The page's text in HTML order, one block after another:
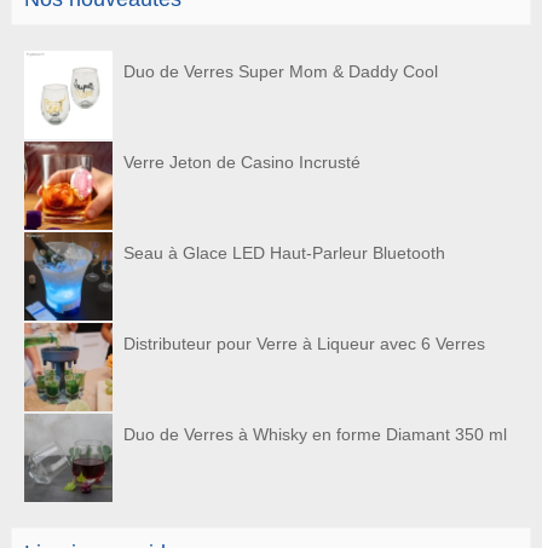
Duo de Verres Super Mom & Daddy Cool
Verre Jeton de Casino Incrusté
Seau à Glace LED Haut-Parleur Bluetooth
Distributeur pour Verre à Liqueur avec 6 Verres
Duo de Verres à Whisky en forme Diamant 350 ml